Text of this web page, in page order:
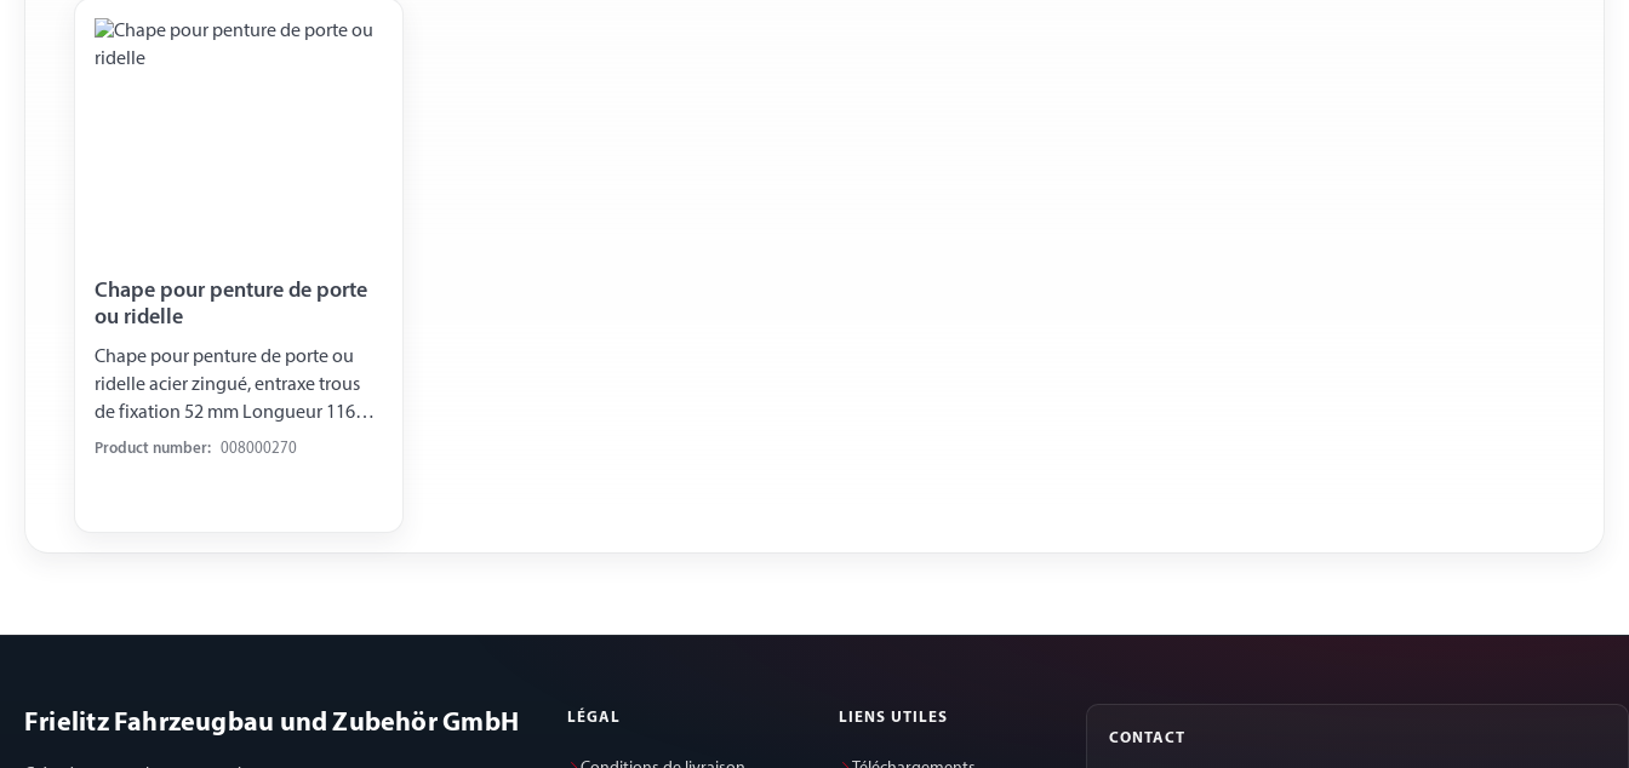
Chape pour penture de porte
ou ridelle
Chape pour penture de porte ou
ridelle acier zingué, entraxe trous
de fixation 52 mm Longueur 116
mm, largeur 42,5 mm
Product number: 008000270
Frielitz Fahrzeugbau und Zubehör GmbH LÉGAL LIENS UTILES
CONTACT